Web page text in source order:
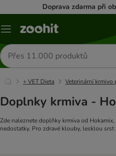
Doprava zdarma při
Menu
Hledat
produkty
+ VET Dieta Veterinární krmivo
Doplnky krmiva -
Zde naleznete doplňky krmiva od
nedostatky. Pro zdravé klouby, lesklou srst